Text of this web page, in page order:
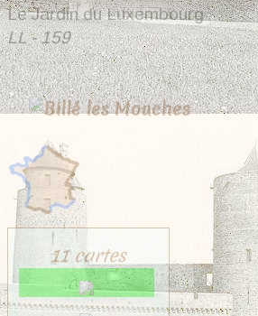
Le Jardin du Luxembourg
LL - 159
11 cartes